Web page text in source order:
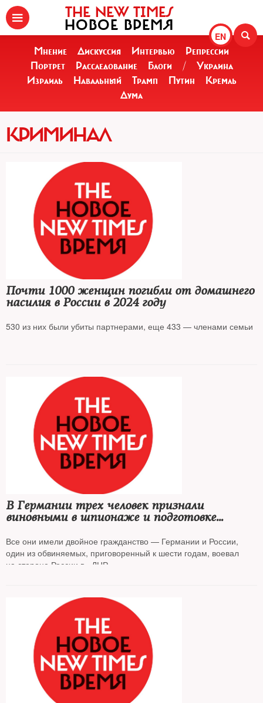
EN
THE NEW TIMES
НОВОЕ ВРЕМЯ
Мнение Дискуссия Интервью
Репрессии
Портрет
Расследование Блоги /
Украина
Израиль
Навальный Трамп Путин
Кремль
Дума
КРИМИНАЛ
Почти 1000 женщин погибли от домашнего
насилия в России в 2024 году
530 из них были убиты партнерами, еще 433 — членами семьи
В Германии трех человек признали
виновными в шпионаже и подготовке
спецслужб
Все они имели двойное гражданство — Германии и России,
один из обвиняемых, приговоренный к шести годам, воевал
на стороне России в «ДНР»